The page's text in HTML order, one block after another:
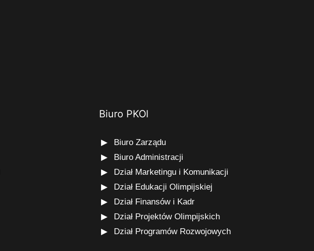
Biuro PKOl
Biuro Zarządu
Biuro Administracji
Dział Marketingu i Komunikacji
Dział Edukacji Olimpijskiej
Dział Finansów i Kadr
Dział Projektów Olimpijskich
Dział Programów Rozwojowych